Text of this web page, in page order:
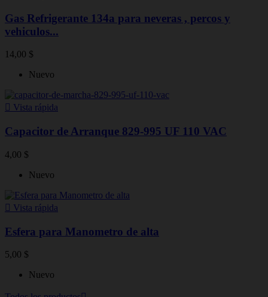
Gas Refrigerante 134a para neveras , percos y
vehiculos...
14,00 $
Nuevo
 Vista rápida
Capacitor de Arranque 829-995 UF 110 VAC
4,00 $
Nuevo
 Vista rápida
Esfera para Manometro de alta
5,00 $
Nuevo